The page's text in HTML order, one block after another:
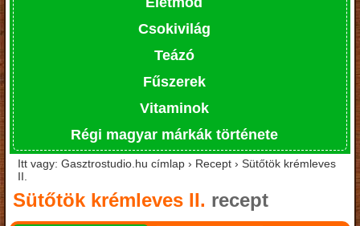
Csokivilág
Teázó
Fűszerek
Vitaminok
Régi magyar márkák története
Itt vagy: Gasztrostudio.hu címlap › Recept › Sütőtök krémleves
II.
Sütőtök krémleves II. recept